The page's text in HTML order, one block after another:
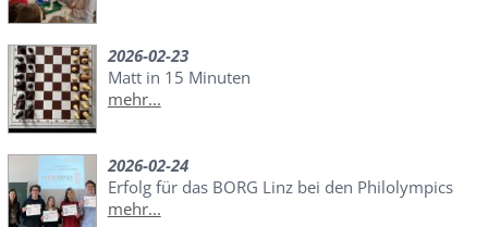
2026-02-23
Matt in 15 Minuten
mehr...
2026-02-24
Erfolg für das BORG Linz bei den Philolympics
mehr...